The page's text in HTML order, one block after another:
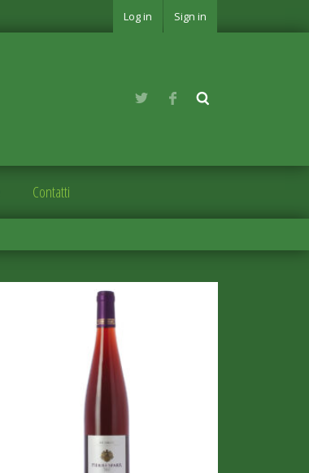
Log in Sign in
Contatti